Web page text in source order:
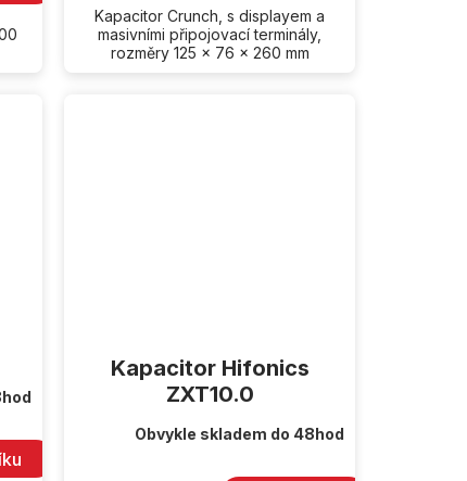
Kapacitor Crunch, s displayem a
masivními připojovací terminály,
rozměry 125 x 76 x 260 mm
Kapacitor Hifonics
ZXT10.0
Obvykle skladem do 48hod